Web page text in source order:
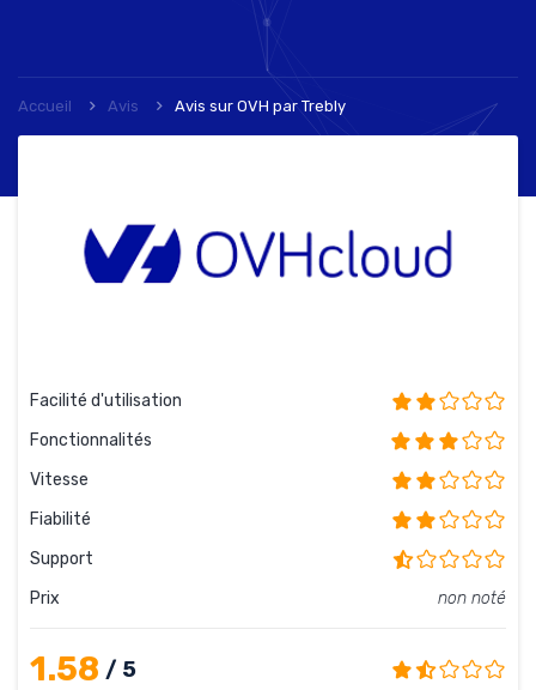
Accueil Avis Avis sur OVH par Trebly
Facilité d'utilisation
Fonctionnalités
Vitesse
Fiabilité
Support
Prix
non noté
1.58 / 5